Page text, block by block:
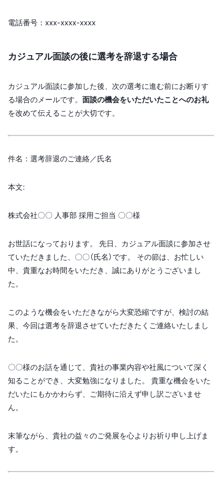
電話番号：xxx-xxxx-xxxx
カジュアル面談の後に選考を辞退する場合
カジュアル面談に参加した後、次の選考に進む前にお断りす
る場合のメールです。 面談の機会をいただいたことへのお礼
を改めて伝えることが大切です。
件名：選考辞退のご連絡／氏名
本文:
株式会社〇〇 人事部 採用ご担当 〇〇様
お世話になっております。 先日、カジュアル面談に参加させ
ていただきました、〇〇（氏名）です。 その節は、お忙しい
中、貴重なお時間をいただき、誠にありがとうございまし
た。
このような機会をいただきながら大変恐縮ですが、検討の結
果、今回は選考を辞退させていただきたくご連絡いたしまし
た。
〇〇様のお話を通じて、貴社の事業内容や社風について深く
知ることができ、大変勉強になりました。 貴重な機会をいた
だいたにもかかわらず、ご期待に沿えず申し訳ございませ
ん。
末筆ながら、貴社の益々のご発展を心よりお祈り申し上げま
す。